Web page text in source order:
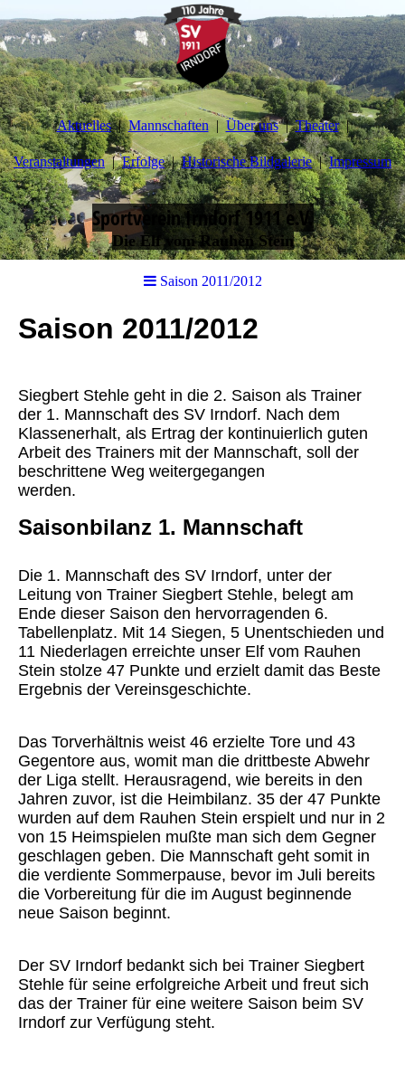
Aktuelles Mannschaften Über uns Theater
Veranstaltungen Erfolge Historische Bildgalerie Impressum
Sportverein Irndorf 1911 e.V.
Die Elf vom Rauhen Stein
Saison 2011/2012
Saison 2011/2012
Siegbert Stehle geht in die 2. Saison als Trainer
der 1. Mannschaft des SV Irndorf. Nach dem
Klassenerhalt, als Ertrag der kontinuierlich guten
Arbeit des Trainers mit der Mannschaft, soll der
beschrittene Weg weitergegangen
werden.
Saisonbilanz 1. Mannschaft
Die 1. Mannschaft des SV Irndorf, unter der
Leitung von Trainer Siegbert Stehle, belegt am
Ende dieser Saison den hervorragenden 6.
Tabellenplatz. Mit 14 Siegen, 5 Unentschieden und
11 Niederlagen erreichte unser Elf vom Rauhen
Stein stolze 47 Punkte und erzielt damit das Beste
Ergebnis der Vereinsgeschichte.
Das Torverhältnis weist 46 erzielte Tore und 43
Gegentore aus, womit man die drittbeste Abwehr
der Liga stellt. Herausragend, wie bereits in den
Jahren zuvor, ist die Heimbilanz. 35 der 47 Punkte
wurden auf dem Rauhen Stein erspielt und nur in 2
von 15 Heimspielen mußte man sich dem Gegner
geschlagen geben. Die Mannschaft geht somit in
die verdiente Sommerpause, bevor im Juli bereits
die Vorbereitung für die im August beginnende
neue Saison beginnt.
Der SV Irndorf bedankt sich bei Trainer Siegbert
Stehle für seine erfolgreiche Arbeit und freut sich
das der Trainer für eine weitere Saison beim SV
Irndorf zur Verfügung steht.